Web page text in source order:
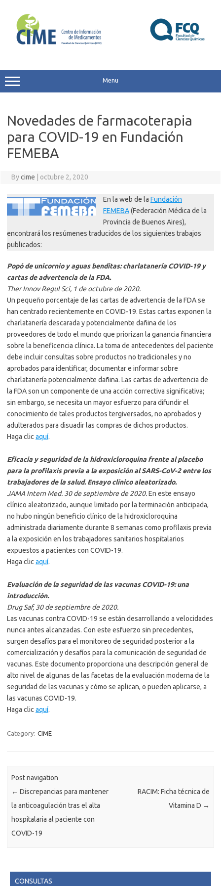
content
Menu
Novedades de farmacoterapia
para COVID-19 en Fundación
FEMEBA
Bycime octubre 2, 2020
En la web de la Fundación
FEMEBA(Federación Médica de la
Provincia de Buenos Aires),
encontrará los resúmenes traducidos de los siguientes trabajos
publicados:
Popó de unicornio y aguas benditas: charlatanería COVID-19 y
cartas de advertencia de la FDA.
Ther Innov Regul Sci, 1 de octubre de 2020.
Un pequeño porcentaje de las cartas de advertencia de la FDA se
han centrado recientemente en COVID-19. Estas cartas exponen la
charlatanería descarada y potencialmente dañina de los
proveedores de todo el mundo que priorizan la ganancia financiera
sobre la beneficencia clínica. La toma de antecedentes del paciente
debe incluir consultas sobre productos no tradicionales y no
aprobados para identificar, documentar e informar sobre
charlatanería potencialmente dañina. Las cartas de advertencia de
la FDA son un componente de una acción correctiva significativa;
sin embargo, se necesita un mayor esfuerzo para difundir el
conocimiento de tales productos tergiversados, no aprobados y
adulterados para disuadir las compras de dichos productos.
Haga clicaquí.
Eficacia y seguridad de la hidroxicloroquina frente al placebo
para la profilaxis previa a la exposición al SARS-CoV-2 entre los
trabajadores de la salud. Ensayo clínico aleatorizado.
JAMA Intern Med. 30 de septiembre de 2020.En este ensayo
clínico aleatorizado, aunque limitado por la terminación anticipada,
no hubo ningún beneficio clínico de la hidroxicloroquina
administrada diariamente durante 8 semanas como profilaxis previa
a la exposición en los trabajadores sanitarios hospitalarios
expuestos a pacientes con COVID-19.
Haga clicaquí.
Evaluación de la seguridad de las vacunas COVID-19: una
introducción.
Drug Saf, 30 de septiembre de 2020.
Las vacunas contra COVID-19 se están desarrollando a velocidades
nunca antes alcanzadas. Con este esfuerzo sin precedentes,
surgen desafíos para el monitoreo de seguridad posterior a la
comercialización y desafíos para la comunicación de seguridad de
vacunas. Este documento proporciona una descripción general de
alto nivel de algunas de las facetas de la evaluación moderna de la
seguridad de las vacunas y cómo se aplican, o pueden aplicarse, a
las vacunas COVID-19.
Haga clicaquí.
Category: CIME
Post navigation
← Discrepancias para mantener
la anticoagulación tras el alta
hospitalaria al paciente con
COVID-19
RACIM: Ficha técnica de
Vitamina D →
CONSULTAS